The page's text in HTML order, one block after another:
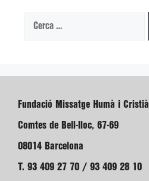
Cerca:
Fundació Missatge Humà i Cristià
Comtes de Bell-lloc, 67-69
08014 Barcelona
T. 93 409 27 70 / 93 409 28 10